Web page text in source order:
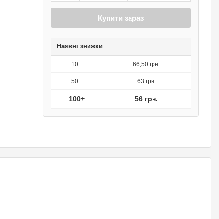
Купити зараз
Наявні знижки
10+ 66,50 грн.
50+ 63 грн.
100+ 56 грн.